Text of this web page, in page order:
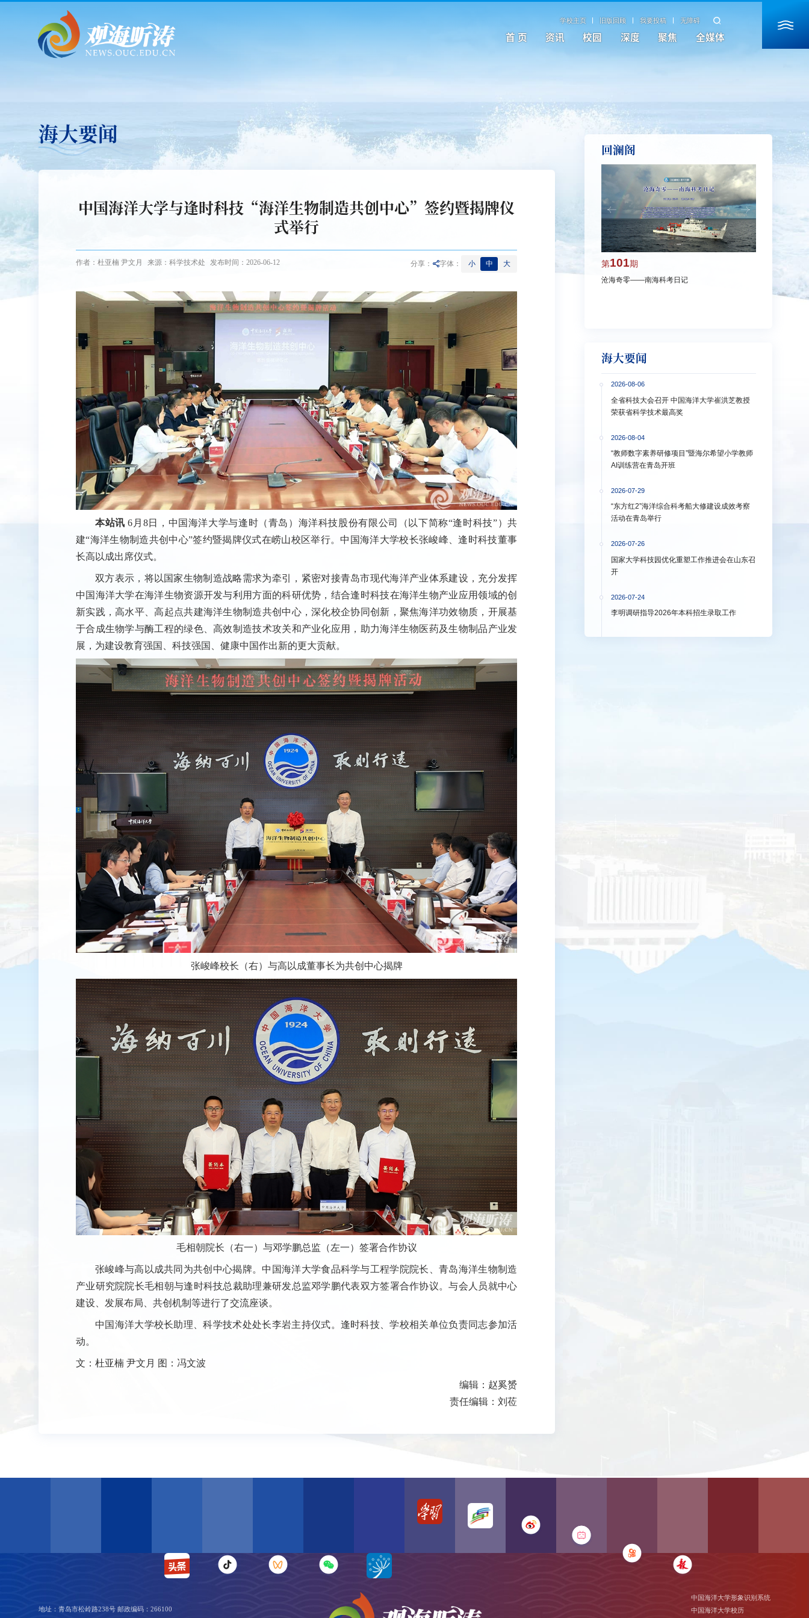
学校主页 旧版回顾 我要投稿 无障碍
首 页 资讯 校园 深度 聚焦 全媒体
海大要闻
中国海洋大学与逢时科技“海洋生物制造共创中心”签约暨揭牌仪
式举行
作者：杜亚楠 尹文月 来源：科学技术处 发布时间：2026-06-12 分享： 字体： 小 中 大
本站讯6月8日，中国海洋大学与逢时（青岛）海洋科技股份有限公司（以下简称“逢时科技”）共
建“海洋生物制造共创中心”签约暨揭牌仪式在崂山校区举行。中国海洋大学校长张峻峰、逢时科技董事
长高以成出席仪式。
双方表示，将以国家生物制造战略需求为牵引，紧密对接青岛市现代海洋产业体系建设，充分发挥
中国海洋大学在海洋生物资源开发与利用方面的科研优势，结合逢时科技在海洋生物产业应用领域的创
新实践，高水平、高起点共建海洋生物制造共创中心，深化校企协同创新，聚焦海洋功效物质，开展基
于合成生物学与酶工程的绿色、高效制造技术攻关和产业化应用，助力海洋生物医药及生物制品产业发
展，为建设教育强国、科技强国、健康中国作出新的更大贡献。
张峻峰校长（右）与高以成董事长为共创中心揭牌
毛相朝院长（右一）与邓学鹏总监（左一）签署合作协议
张峻峰与高以成共同为共创中心揭牌。中国海洋大学食品科学与工程学院院长、青岛海洋生物制造
产业研究院院长毛相朝与逢时科技总裁助理兼研发总监邓学鹏代表双方签署合作协议。与会人员就中心
建设、发展布局、共创机制等进行了交流座谈。
中国海洋大学校长助理、科学技术处处长李岩主持仪式。逢时科技、学校相关单位负责同志参加活
动。
文：杜亚楠 尹文月 图：冯文波
编辑：赵奚赟
责任编辑：刘莅
回澜阁
第101期
沧海奇零——南海科考日记
洋大学多措并
海大要闻
2026-08-06
全省科技大会召开 中国海洋大学崔洪芝教授
荣获省科学技术最高奖
2026-08-04
“教师数字素养研修项目”暨海尔希望小学教师
AI训练营在青岛开班
2026-07-29
“东方红2”海洋综合科考船大修建设成效考察
活动在青岛举行
2026-07-26
国家大学科技园优化重塑工作推进会在山东召
开
2026-07-24
李明调研指导2026年本科招生录取工作
地址：青岛市松岭路238号 邮政编码：266100
中国海洋大学形象识别系统
中国海洋大学校历